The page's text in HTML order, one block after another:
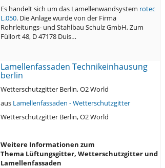
Es handelt sich um das Lamellenwandsystem rotec
L.050. Die Anlage wurde von der Firma
Rohrleitungs- und Stahlbau Schulz GmbH, Zum
Füllort 48, D 47178 Duis…
Lamellenfassaden Technikeinhausung
berlin
Wetterschutzgitter Berlin, O2 World
aus Lamellenfassaden - Wetterschutzgitter
Wetterschutzgitter Berlin, O2 World
Weitere Informationen zum
Thema Lüftungsgitter, Wetterschutzgitter und
Lamellenfassaden